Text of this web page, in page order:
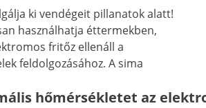
ki vendégeit pillanatok alatt!
használhatja éttermekben,
fritőz ellenáll a
feldolgozásához. A sima
hőmérsékletet az